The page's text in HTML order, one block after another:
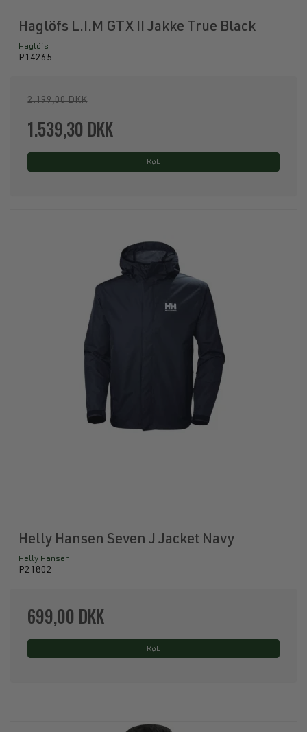
Haglöfs L.I.M GTX II Jakke True Black
Haglöfs
P14265
2.199,00 DKK
1.539,30 DKK
Køb
Helly Hansen Seven J Jacket Navy
Helly Hansen
P21802
699,00 DKK
Køb